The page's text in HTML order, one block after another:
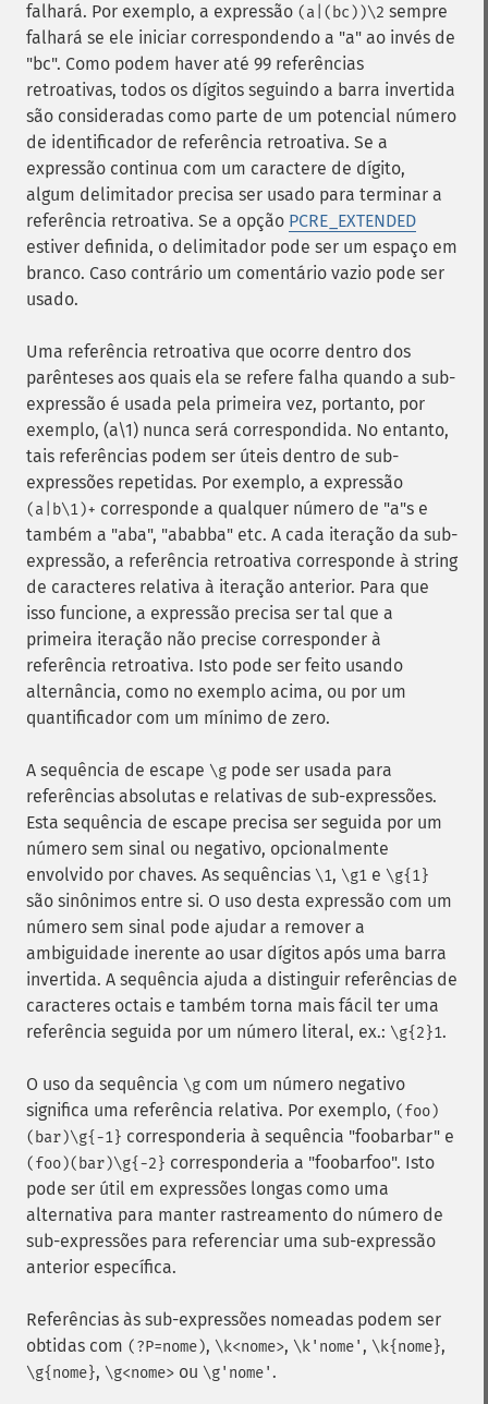
falhará. Por exemplo, a expressão (a|(bc))\2 sempre
falhará se ele iniciar correspondendo a "a" ao invés de
"bc". Como podem haver até 99 referências
retroativas, todos os dígitos seguindo a barra invertida
são consideradas como parte de um potencial número
de identificador de referência retroativa. Se a
expressão continua com um caractere de dígito,
algum delimitador precisa ser usado para terminar a
referência retroativa. Se a opção PCRE_EXTENDED
estiver definida, o delimitador pode ser um espaço em
branco. Caso contrário um comentário vazio pode ser
usado.
Uma referência retroativa que ocorre dentro dos
parênteses aos quais ela se refere falha quando a sub-
expressão é usada pela primeira vez, portanto, por
exemplo, (a\1) nunca será correspondida. No entanto,
tais referências podem ser úteis dentro de sub-
expressões repetidas. Por exemplo, a expressão
(a|b\1)+ corresponde a qualquer número de "a"s e
também a "aba", "ababba" etc. A cada iteração da sub-
expressão, a referência retroativa corresponde à string
de caracteres relativa à iteração anterior. Para que
isso funcione, a expressão precisa ser tal que a
primeira iteração não precise corresponder à
referência retroativa. Isto pode ser feito usando
alternância, como no exemplo acima, ou por um
quantificador com um mínimo de zero.
A sequência de escape \g pode ser usada para
referências absolutas e relativas de sub-expressões.
Esta sequência de escape precisa ser seguida por um
número sem sinal ou negativo, opcionalmente
envolvido por chaves. As sequências \1, \g1 e \g{1}
são sinônimos entre si. O uso desta expressão com um
número sem sinal pode ajudar a remover a
ambiguidade inerente ao usar dígitos após uma barra
invertida. A sequência ajuda a distinguir referências de
caracteres octais e também torna mais fácil ter uma
referência seguida por um número literal, ex.: \g{2}1.
O uso da sequência \g com um número negativo
significa uma referência relativa. Por exemplo, (foo)
(bar)\g{-1} corresponderia à sequência "foobarbar" e
(foo)(bar)\g{-2} corresponderia a "foobarfoo". Isto
pode ser útil em expressões longas como uma
alternativa para manter rastreamento do número de
sub-expressões para referenciar uma sub-expressão
anterior específica.
Referências às sub-expressões nomeadas podem ser
obtidas com (?P=nome), \k<nome>, \k'nome' , \k{nome},
\g{nome}, \g<nome> ou \g'nome' .